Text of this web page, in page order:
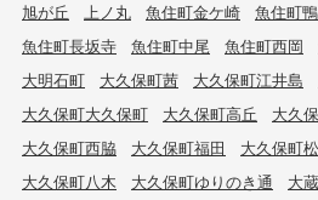
旭が丘
上ノ丸 魚住町金ケ崎 魚住町
魚住町長坂寺
魚住町中尾 魚住町西岡
大明石町
大久保町茜 大久保町江井島
大久保町大久保町
大久保町高丘 大久
大久保町西脇
大久保町福田 大久保町
大久保町八木
大久保町ゆりのき通 大